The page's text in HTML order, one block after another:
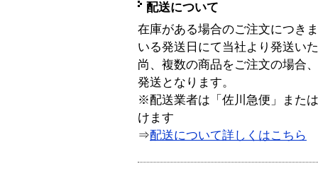
配送について
在庫がある場合のご注文につき
いる発送日にて当社より発送い
尚、複数の商品をご注文の場合
発送となります。
※配送業者は「佐川急便」また
けます
⇒配送について詳しくはこちら